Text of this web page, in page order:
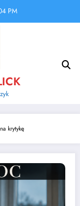
PM
krytykę